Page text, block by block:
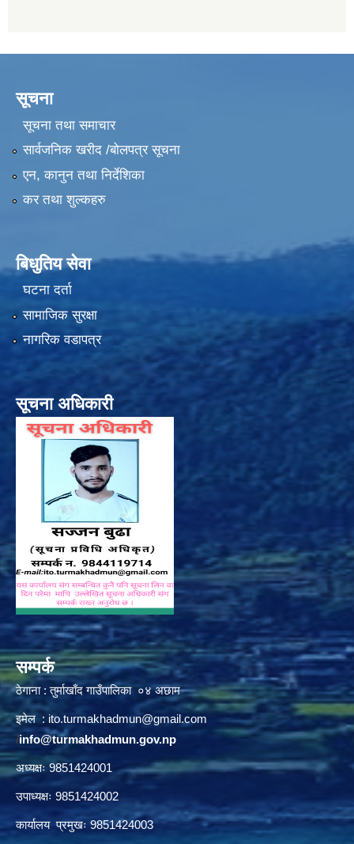
सूचना
सूचना तथा समाचार
सार्वजनिक खरीद /बोलपत्र सूचना
एन, कानुन तथा निर्देशिका
कर तथा शुल्कहरु
बिधुतिय सेवा
घटना दर्ता
सामाजिक सुरक्षा
नागरिक वडापत्र
सूचना अधिकारी
सम्पर्क
ठेगाना : तुर्माखाँद गाउँपालिका ०४ अछाम
इमेल : ito.turmakhadmun@gmail.com
/info@turmakhadmun.gov.np
अध्यक्षः 9851424001
उपाध्यक्षः 9851424002
कार्यालय प्रमुखः 9851424003